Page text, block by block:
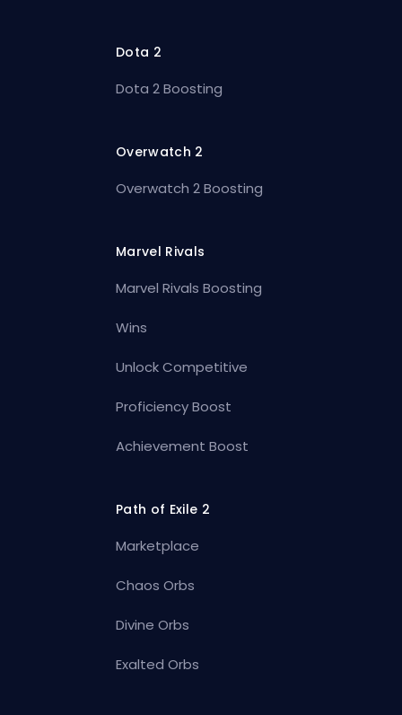
Dota 2
Dota 2 Boosting
Overwatch 2
Overwatch 2 Boosting
Marvel Rivals
Marvel Rivals Boosting
Wins
Unlock Competitive
Proficiency Boost
Achievement Boost
Path of Exile 2
Marketplace
Chaos Orbs
Divine Orbs
Exalted Orbs